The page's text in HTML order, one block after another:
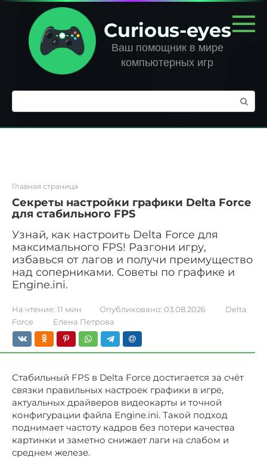
Перейти
контенту
Curious-eyes
Ваш помощник в мире
компьютерных игр
Поиск:
Главная страница
Секреты настройки графики Delta Force
для стабильного FPS
Узнай, как настроить Delta Force для
максимального FPS! Разгони игру,
избавься от лагов и получи преимущество
над соперниками. Советы по графике и
Engine.ini.
На чтение: 11 мин Опубликовано: 03.08.2026
Delta
Force
Елена Петрова
Стабильный FPS в Delta Force достигается за счёт
связки правильных настроек графики в игре,
актуальных драйверов видеокарты и точной
конфигурации файла Engine.ini. Такой подход
поднимает частоту кадров без потери качества
картинки и заметно снижает лаги на слабом и
среднем железе.